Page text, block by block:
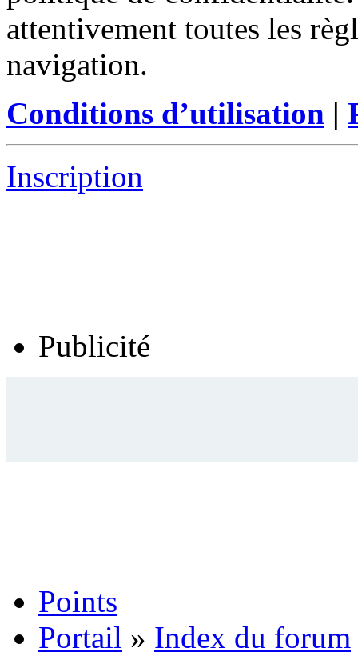
attentivement toutes les
navigation.
Conditions d’utilisation |
Inscription
Publicité
Points
Portail » Index du forum